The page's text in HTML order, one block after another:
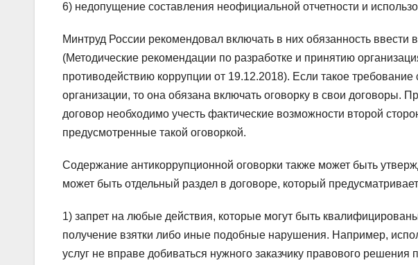
6) недопущение составления неофициальной отчетности и
Минтруд России рекомендовал включать в них обязанность ввести
(Методические рекомендации по разработке и принятию
противодействию коррупции от 19.12.2018). Если такое
организации, то она обязана включать оговорку в свои договоры.
договор необходимо учесть фактические возможности второй
предусмотренные такой оговоркой.
Содержание антикоррупционной оговорки также может быть
может быть отдельный раздел в договоре, который
1) запрет на любые действия, которые могут быть
получение взятки либо иные подобные нарушения. Например,
услуг не вправе добиваться нужного заказчику правового решения